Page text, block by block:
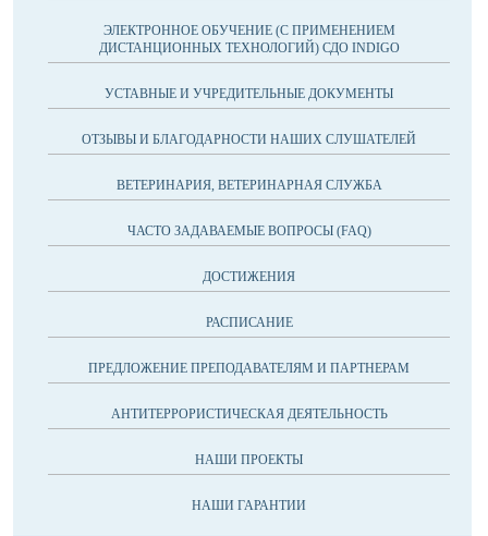
ЭЛЕКТРОННОЕ ОБУЧЕНИЕ (С ПРИМЕНЕНИЕМ
ДИСТАНЦИОННЫХ ТЕХНОЛОГИЙ) СДО INDIGO
УСТАВНЫЕ И УЧРЕДИТЕЛЬНЫЕ ДОКУМЕНТЫ
ОТЗЫВЫ И БЛАГОДАРНОСТИ НАШИХ СЛУШАТЕЛЕЙ
ВЕТЕРИНАРИЯ, ВЕТЕРИНАРНАЯ СЛУЖБА
ЧАСТО ЗАДАВАЕМЫЕ ВОПРОСЫ (FAQ)
ДОСТИЖЕНИЯ
РАСПИСАНИЕ
ПРЕДЛОЖЕНИЕ ПРЕПОДАВАТЕЛЯМ И ПАРТНЕРАМ
АНТИТЕРРОРИСТИЧЕСКАЯ ДЕЯТЕЛЬНОСТЬ
НАШИ ПРОЕКТЫ
НАШИ ГАРАНТИИ